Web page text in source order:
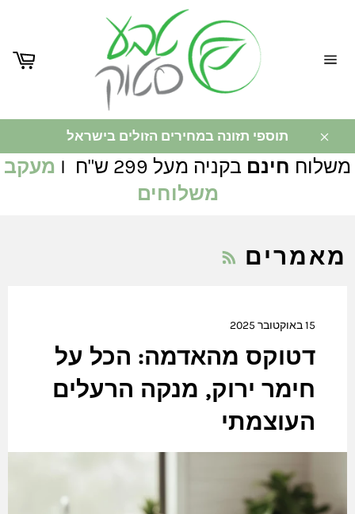
תוספי תזונה במחירים הזולים בישראל
משלוח חינם בקניה מעל 299 ש"ח I
מעקב
משלוחים
מאמרים RSS
15 באוקטובר 2025
דטוקס מהאדמה: הכל על
חימר ירוק, מנקה הרעלים
העוצמתי